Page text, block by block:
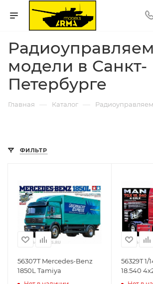
модели в Санкт-
Петербурге
Главная — Каталог —
ФИЛЬТР
56307T Mercedes-Benz
1850L Tamiya
56329T 1/
18.540